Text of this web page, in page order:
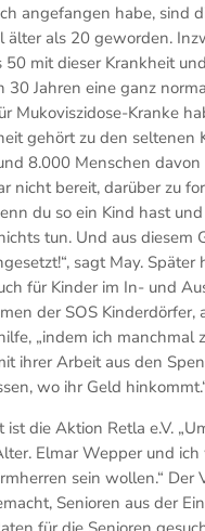
angefangen habe, sind
älter als 20 geworden.
50 mit dieser Krankheit
30 Jahren eine ganz
Mukoviszidose-Kranke
gehört zu den seltenen
8.000 Menschen davon
nicht bereit, darüber zu
du so ein Kind hast
tun. Und aus diesem
sagt May. Später
für Kinder im In- und
der SOS Kinderdörfer,
„indem ich manchmal
ihrer Arbeit aus den
wo ihr Geld
ist die Aktion Retla e.V.
Elmar Wepper und
sein wollen.“ Der
Senioren aus der